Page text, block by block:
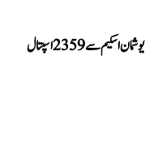
مریضوں کے نام پر جعل سازی، آیوشمان اسکیم سے 2359 اسپتال